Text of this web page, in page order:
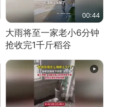
00:44
大雨将至一家老小6分钟
抢收完1千斤稻谷